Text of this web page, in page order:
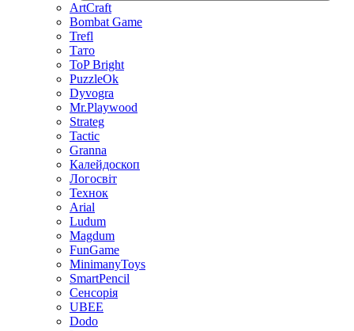
ArtCraft
Bombat Game
Trefl
Тато
ToP Bright
PuzzleOk
Dyvogra
Mr.Playwood
Strateg
Tactic
Granna
Калейдоскоп
Логосвіт
Технок
Arial
Ludum
Magdum
FunGame
MinimanyToys
SmartPencil
Сенсорія
UBEE
Dodo